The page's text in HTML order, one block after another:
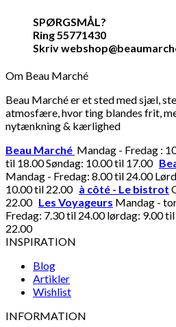
SPØRGSMÅL?
Ring 55771430
Skriv
Om Beau Marché
Beau Marché er et sted med sjæl,
atmosfære, hvor ting blandes frit,
nytænkning & kærlighed
Beau Marché Mandag - Fredag :
til 18.00 Søndag: 10.00 til 17.00
Mandag - Fredag: 8.00 til 24.00
10.00 til 22.00 à côté - Le bistrot
22.00 Les Voyageurs Mandag -
Fredag: 7.30 til 24.00 lørdag: 9.00
22.00
INSPIRATION
Blog
Artikler
Wishlist
INFORMATION